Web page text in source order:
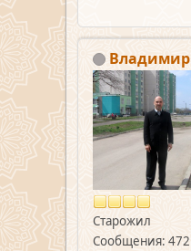
Владимир
Старожил
Сообщения: 472